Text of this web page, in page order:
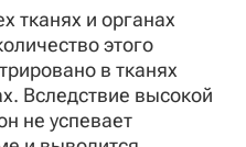
тканях и органах
этого
в тканях
Вследствие высокой
не успевает